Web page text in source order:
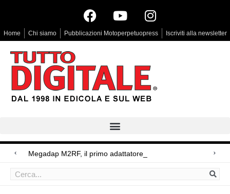
Home Chi siamo Pubblicazioni Motoperpetuopress Iscriviti alla newsletter
Megadap M2RF, il primo adattatore autofocus da Leica
Arri Rental, evoluzioni in arrivo